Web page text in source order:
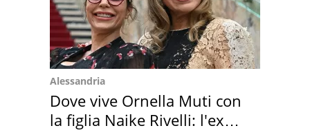
Alessandria
Dove vive Ornella Muti con
la figlia Naike Rivelli: l'ex